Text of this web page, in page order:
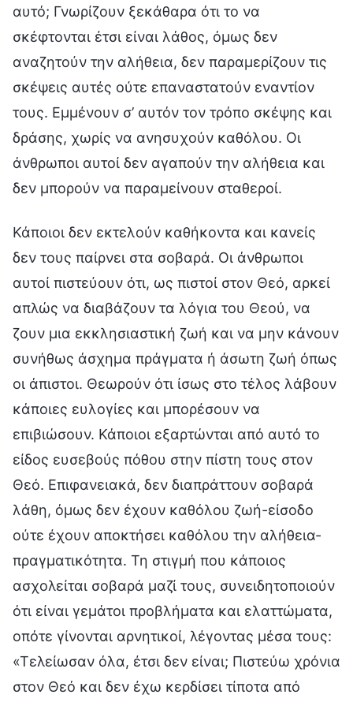
αυτό; Γνωρίζουν ξεκάθαρα ότι το να
σκέφτονται έτσι είναι λάθος, όμως δεν
αναζητούν την αλήθεια, δεν παραμερίζουν τις
σκέψεις αυτές ούτε επαναστατούν εναντίον
τους. Εμμένουν σ’ αυτόν τον τρόπο σκέψης και
δράσης, χωρίς να ανησυχούν καθόλου. Οι
άνθρωποι αυτοί δεν αγαπούν την αλήθεια και
δεν μπορούν να παραμείνουν σταθεροί.
Κάποιοι δεν εκτελούν καθήκοντα και κανείς
δεν τους παίρνει στα σοβαρά. Οι άνθρωποι
αυτοί πιστεύουν ότι, ως πιστοί στον Θεό, αρκεί
απλώς να διαβάζουν τα λόγια του Θεού, να
ζουν μια εκκλησιαστική ζωή και να μην κάνουν
συνήθως άσχημα πράγματα ή άσωτη ζωή όπως
οι άπιστοι. Θεωρούν ότι ίσως στο τέλος λάβουν
κάποιες ευλογίες και μπορέσουν να
επιβιώσουν. Κάποιοι εξαρτώνται από αυτό το
είδος ευσεβούς πόθου στην πίστη τους στον
Θεό. Επιφανειακά, δεν διαπράττουν σοβαρά
λάθη, όμως δεν έχουν καθόλου ζωή-είσοδο
ούτε έχουν αποκτήσει καθόλου την αλήθεια-
πραγματικότητα. Τη στιγμή που κάποιος
ασχολείται σοβαρά μαζί τους, συνειδητοποιούν
ότι είναι γεμάτοι προβλήματα και ελαττώματα,
οπότε γίνονται αρνητικοί, λέγοντας μέσα τους:
«Τελείωσαν όλα, έτσι δεν είναι; Πιστεύω χρόνια
στον Θεό και δεν έχω κερδίσει τίποτα από